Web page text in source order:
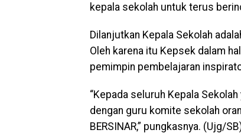
kepala sekolah untuk terus
Dilanjutkan Kepala Sekolah
Oleh karena itu Kepsek dalam
pemimpin pembelajaran
“Kepada seluruh Kepala
dengan guru komite sekolah
BERSINAR,” pungkasnya. (Ujg/